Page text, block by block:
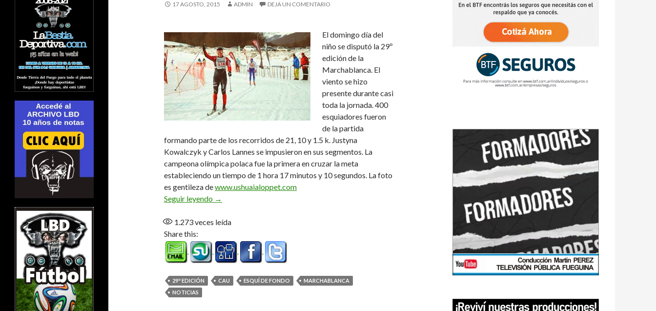
17 AGOSTO, 2015 ADMIN DEJA UN COMENTARIO
El domingo día del
niño se disputó la 29º
edición de la
Marchablanca. El
viento se hizo
presente durante casi
toda la jornada. 400
esquiadores fueron
de la partida
formando parte de los recorridos de 21, 10 y 1.5 k. Justyna
Kowalczyk y Carlos Lannes se impusieron en sus segmentos. La
campeona olímpica polaca fue la primera en cruzar la meta
estableciendo un tiempo de 1 hora 17 minutos y 10 segundos. La foto
es gentileza dewww.ushuaialoppet.com
Seguir leyendo Justyna y Carlos le ganaron al viento
→
1.273veces leída
Share this:
29º EDICIÓN CAU ESQUÍ DE FONDO
MARCHABLANCA
NOTICIAS